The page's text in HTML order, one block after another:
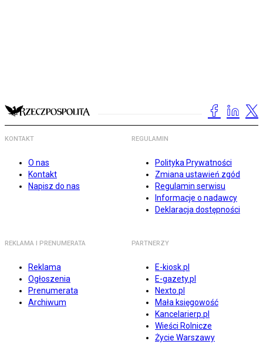
KONTAKT
O nas
Kontakt
Napisz do nas
REGULAMIN
Polityka Prywatności
Zmiana ustawień zgód
Regulamin serwisu
Informacje o nadawcy
Deklaracja dostępności
REKLAMA I PRENUMERATA
Reklama
Ogłoszenia
Prenumerata
Archiwum
PARTNERZY
E-kiosk.pl
E-gazety.pl
Nexto.pl
Mała księgowość
Kancelarierp.pl
Wieści Rolnicze
Życie Warszawy